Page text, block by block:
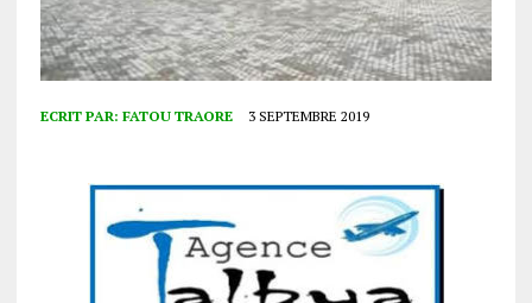
ECRIT PAR: FATOU TRAORE 3 SEPTEMBRE 2019